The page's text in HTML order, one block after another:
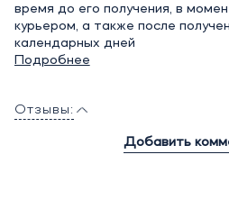
время до его получения, в
курьером, а также после
календарных дней
Подробнее
Отзывы:
Добавить